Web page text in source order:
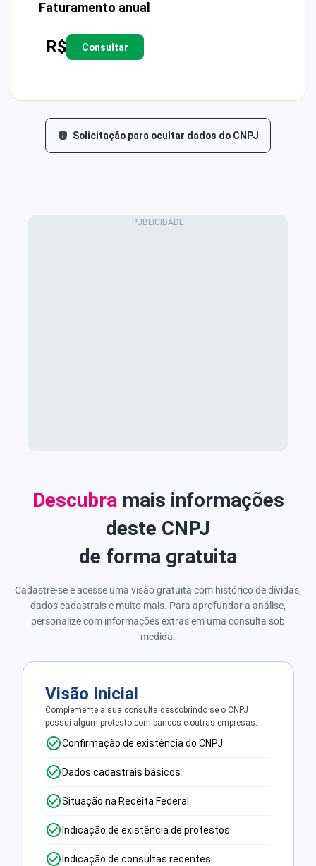
Faturamento anual
R$ Consultar
Solicitação para ocultar dados do CNPJ
Descubra mais informações
deste CNPJ
de forma gratuita
Cadastre-se e acesse uma visão gratuita com histórico de dívidas,
dados cadastrais e muito mais. Para aprofundar a análise,
personalize com informações extras em uma consulta sob
medida.
Visão Inicial
Complemente a sua consulta descobrindo se o CNPJ
possui algum protesto com bancos e outras empresas.
Confirmação de existência do CNPJ
Dados cadastrais básicos
Situação na Receita Federal
Indicação de existência de protestos
Indicação de consultas recentes